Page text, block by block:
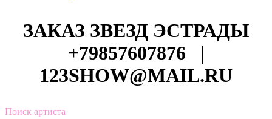
ЗАКАЗ ЗВЕЗД ЭСТРАДЫ
+79857607876
|
123SHOW@MAIL.RU
Поиск артиста